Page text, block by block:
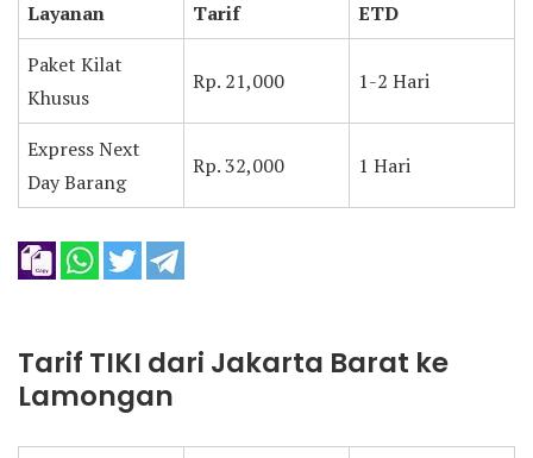
Layanan Tarif
ETD
Paket Kilat
Khusus
Rp. 21,000 1-2 Hari
Express Next
Day Barang
Rp. 32,000 1 Hari
Tarif TIKI dari Jakarta Barat ke
Lamongan